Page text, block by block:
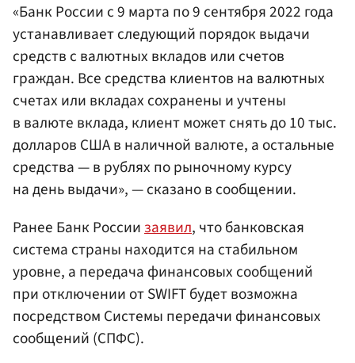
«Банк России с 9 марта по 9 сентября 2022 года
устанавливает следующий порядок выдачи
средств с валютных вкладов или счетов
граждан. Все средства клиентов на валютных
счетах или вкладах сохранены и учтены
в валюте вклада, клиент может снять до 10 тыс.
долларов США в наличной валюте, а остальные
средства — в рублях по рыночному курсу
на день выдачи», — сказано в сообщении.
Ранее Банк России заявил, что банковская
система страны находится на стабильном
уровне, а передача финансовых сообщений
при отключении от SWIFT будет возможна
посредством Системы передачи финансовых
сообщений (СПФС).